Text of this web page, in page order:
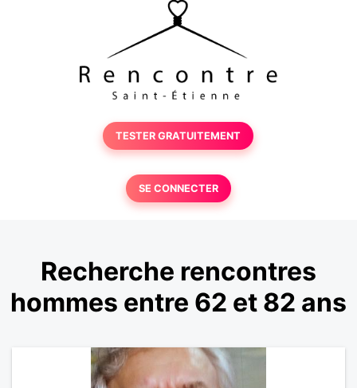
TESTER GRATUITEMENT
SE CONNECTER
Recherche rencontres
hommes entre 62 et 82 ans